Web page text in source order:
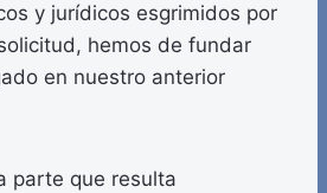
y jurídicos esgrimidos por
hemos de fundar
en nuestro anterior
parte que resulta